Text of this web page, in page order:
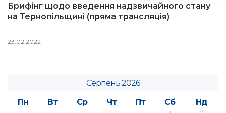
Брифінг щодо введення надзвичайного стану
на Тернопільщині (пряма трансляція)
23.02.2022
Серпень 2026
Пн
Вт Ср Чт Пт Сб
Нд